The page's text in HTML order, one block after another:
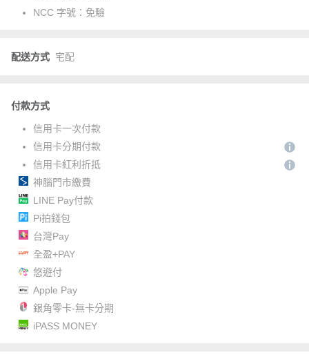
NCC 字號： 免驗
配送方式 宅配
付款方式
信用卡一次付款
信用卡分期付款
信用卡紅利折抵
神腦門市繳費
LINE Pay付款
Pi拍錢包
台灣Pay
全盈+PAY
悠遊付
Apple Pay
銀角零卡-無卡分期
iPASS MONEY